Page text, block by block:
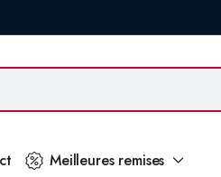
Meilleures remises